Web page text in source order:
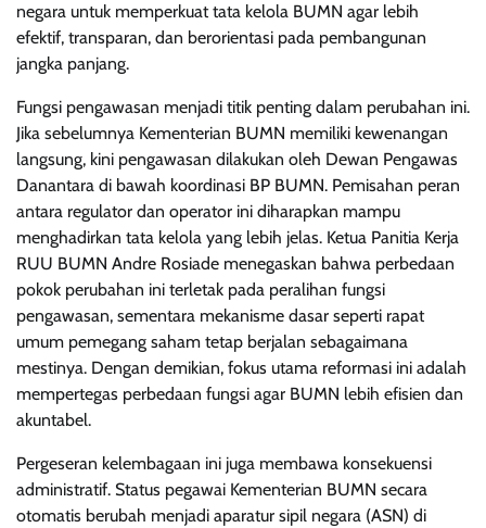
negara untuk memperkuat tata kelola BUMN agar lebih
efektif, transparan, dan berorientasi pada pembangunan
jangka panjang.
Fungsi pengawasan menjadi titik penting dalam perubahan ini.
Jika sebelumnya Kementerian BUMN memiliki kewenangan
langsung, kini pengawasan dilakukan oleh Dewan Pengawas
Danantara di bawah koordinasi BP BUMN. Pemisahan peran
antara regulator dan operator ini diharapkan mampu
menghadirkan tata kelola yang lebih jelas. Ketua Panitia Kerja
RUU BUMN Andre Rosiade menegaskan bahwa perbedaan
pokok perubahan ini terletak pada peralihan fungsi
pengawasan, sementara mekanisme dasar seperti rapat
umum pemegang saham tetap berjalan sebagaimana
mestinya. Dengan demikian, fokus utama reformasi ini adalah
mempertegas perbedaan fungsi agar BUMN lebih efisien dan
akuntabel.
Pergeseran kelembagaan ini juga membawa konsekuensi
administratif. Status pegawai Kementerian BUMN secara
otomatis berubah menjadi aparatur sipil negara (ASN) di